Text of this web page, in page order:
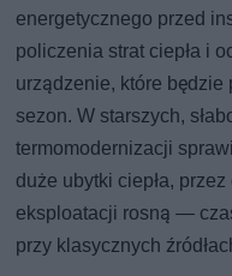
energetycznego przed
policzenia strat ciepła i
urządzenie, które będzie
sezon. W starszych,
termomodernizacji
duże ubytki ciepła,
eksploatacji rosną —
przy klasycznych